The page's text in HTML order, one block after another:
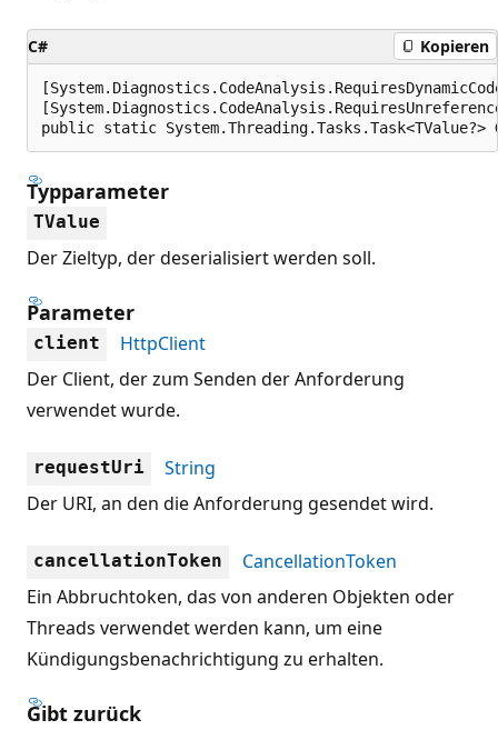
C# Kopieren
public static
Typparameter
TValue
Der Zieltyp, der deserialisiert werden soll.
Parameter
client
HttpClient
Der Client, der zum Senden der Anforderung
verwendet wurde.
requestUri
String
Der URI, an den die Anforderung gesendet wird.
cancellationToken
CancellationToken
Ein Abbruchtoken, das von anderen Objekten oder
Threads verwendet werden kann, um eine
Kündigungsbenachrichtigung zu erhalten.
Gibt zurück